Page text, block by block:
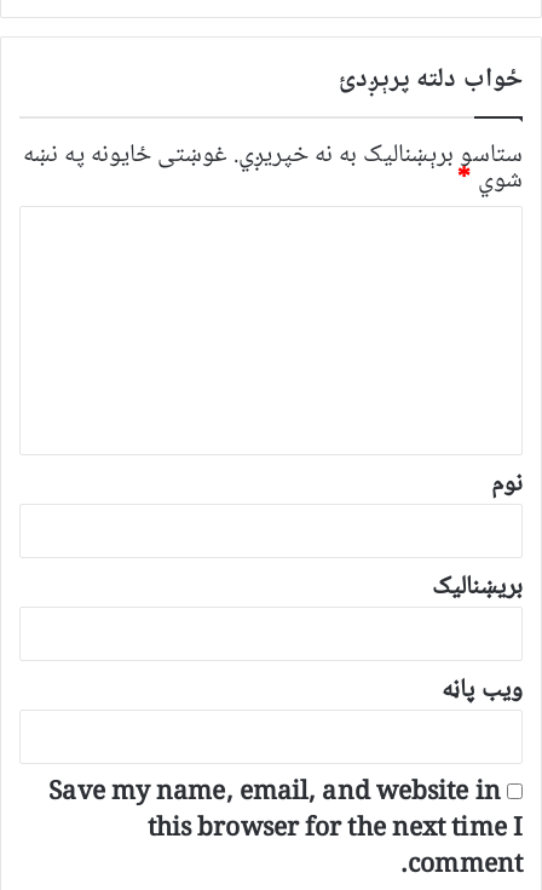
ځواب دلته پرېږدئ
ستاسو برېښناليک به نه خپريږي. غوښتى ځایونه په نښه
شوي *
*
نوم
بریښنالیک
ویب پاڼه
Save my name, email, and website in
this browser for the next time I
comment.